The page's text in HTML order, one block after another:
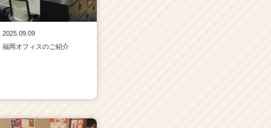
2025.09.09
福岡オフィスのご紹介